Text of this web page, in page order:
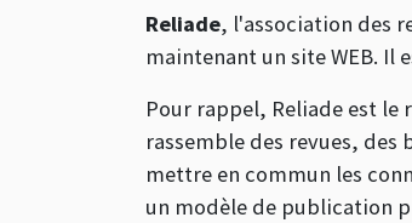
Reliade, l'association des
maintenant un site WEB. Il
Pour rappel, Reliade est le
rassemble des revues,
mettre en commun les
un modèle de publication